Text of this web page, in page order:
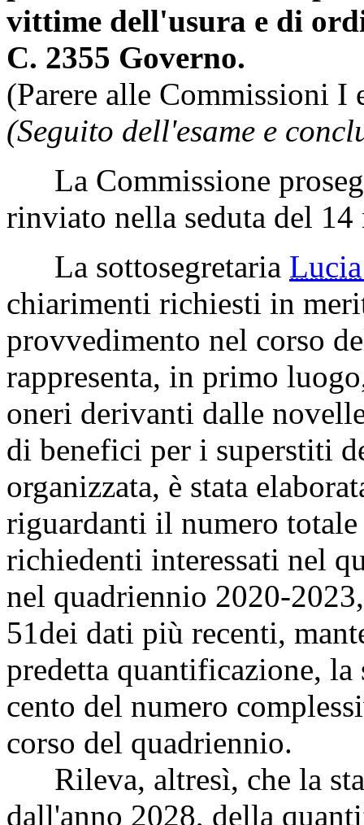
vittime dell'usura e di
C. 2355 Governo.
(Parere alle Commissioni I
(Seguito dell'esame e
La Commissione
rinviato nella seduta del
La sottosegretaria
chiarimenti richiesti in
provvedimento nel corso
rappresenta, in primo
oneri derivanti dalle
di benefici per i superstiti
organizzata, è stata
riguardanti il numero
richiedenti interessati nel
nel quadriennio 2020-
51dei dati più recenti,
predetta quantificazione,
cento del numero
corso del quadriennio.
Rileva, altresì, che la
dall'anno 2028, della